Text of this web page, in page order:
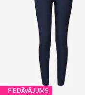
PIEDĀVĀJUMS